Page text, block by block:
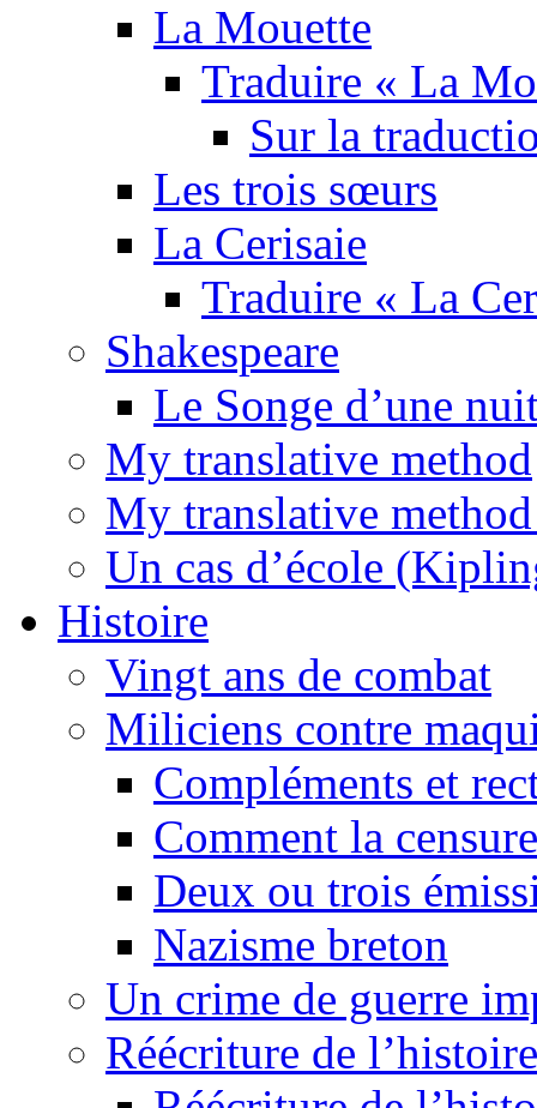
La Mouette
Traduire « La
Sur la
Les trois sœurs
La Cerisaie
Traduire « La
Shakespeare
Le Songe d’une
My translative method
My translative
Un cas d’école
Histoire
Vingt ans de combat
Miliciens contre
Compléments et
Comment la
Deux ou trois
Nazisme breton
Un crime de guerre
Réécriture de